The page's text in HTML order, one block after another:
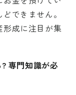
できません。
形成に注目が集
専門知識が必